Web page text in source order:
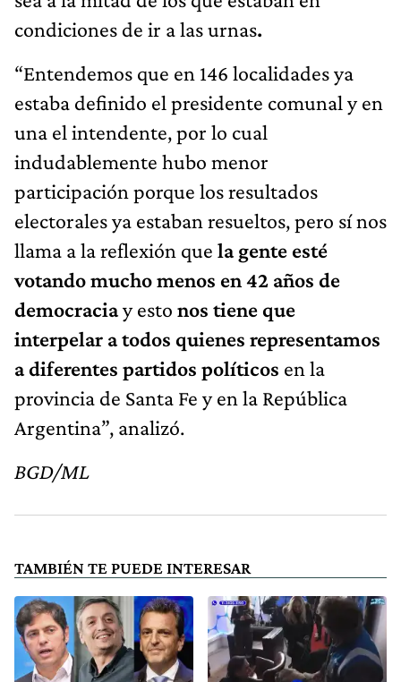
condiciones de ir a las urnas.
“Entendemos que en 146 localidades ya
estaba definido el presidente comunal y en
una el intendente, por lo cual
indudablemente hubo menor
participación porque los resultados
electorales ya estaban resueltos, pero sí nos
llama a la reflexión que la gente esté
votando mucho menos en 42 años de
democraciay esto nos tiene que
interpelar a todos quienes representamos
a diferentes partidos políticos en la
provincia de Santa Fe y en la República
Argentina”, analizó.
BGD/ML
TAMBIÉN TE PUEDE INTERESAR